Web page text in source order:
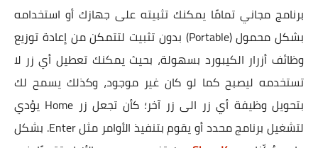
برنامج مجاني تمامًا يمكنك تثبيته على جهازك أو استخدامه
بشكل محمول (Portable) بدون تثبيت لتتمكن من إعادة توزيع
وظائف أزرار الكيبورد بسهولة، بحيث يمكنك تعطيل أي زر لا
تستخدمه ليصبح كما لو كان غير موجود، وكذلك يسمح لك
بتحويل وظيفة أي زر الى زر آخر؛ كأن تجعل زر Home يؤدي
لتشغيل برنامج محدد أو يقوم بتنفيذ الأوامر مثل Enter. بشكل